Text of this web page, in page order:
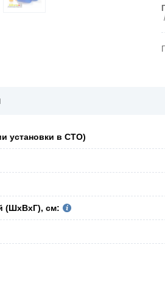
установки в СТО)
(ШxВxГ), см: